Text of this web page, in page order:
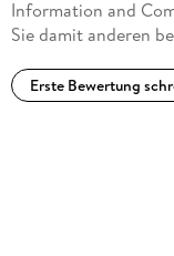
Information and
Sie damit anderen
Erste Bewertung